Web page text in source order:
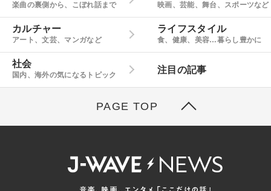
楽曲の裏側から、こぼれ話まで 映画、芸能、舞台、スポーツなど
カルチャー
アート、文芸、マンガなど
ライフスタイル
食、健康、美容…暮らし豊かに
社会
国内、海外の気になるトピック
注目の記事
PAGE TOP